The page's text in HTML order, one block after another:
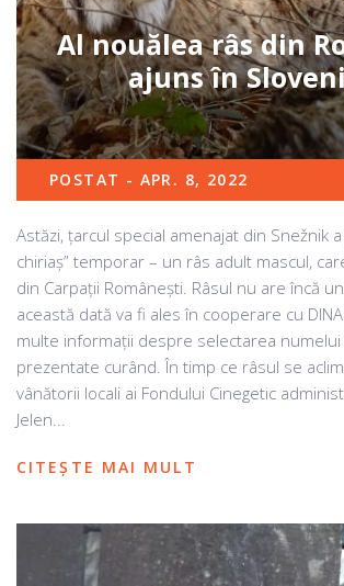
Al nouălea râs din
ajuns în
POSTAT - APR. 8, 2022
Astăzi, țarcul special amenajat din Snežnik
chiriaș” temporar – un râs adult mascul,
din Carpații Românești. Râsul nu are încă
această dată va fi ales în cooperare cu
multe informații despre selectarea numelui
prezentate curând. În timp ce râsul se
vânătorii locali ai Fondului Cinegetic
Jelen...
CITEȘTE MAI MULT